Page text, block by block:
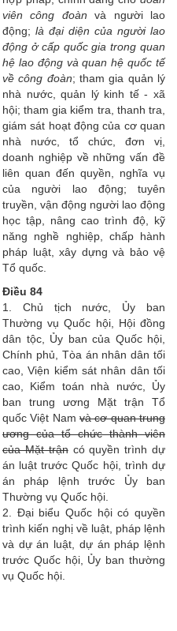
viên công đoàn và người lao
động; là đại diện của người lao
động ở cấp quốc gia trong quan
hệ lao động và quan hệ quốc tế
về công đoàn; tham gia quản lý
nhà nước, quản lý kinh tế - xã
hội; tham gia kiểm tra, thanh tra,
giám sát hoạt động của cơ quan
nhà nước, tổ chức, đơn vị,
doanh nghiệp về những vấn đề
liên quan đến quyền, nghĩa vụ
của người lao động; tuyên
truyền, vận động người lao động
học tập, nâng cao trình độ, kỹ
năng nghề nghiệp, chấp hành
pháp luật, xây dựng và bảo vệ
Tổ quốc.
Điều 84
1. Chủ tịch nước, Ủy ban
Thường vụ Quốc hội, Hội đồng
dân tộc, Ủy ban của Quốc hội,
Chính phủ, Tòa án nhân dân tối
cao, Viện kiểm sát nhân dân tối
cao, Kiểm toán nhà nước, Ủy
ban trung ương Mặt trận Tổ
quốc Việt Nam và cơ quan trung
ương của tổ chức thành viên
của Mặt trậncó quyền trình dự
án luật trước Quốc hội, trình dự
án pháp lệnh trước Ủy ban
Thường vụ Quốc hội.
2. Đại biểu Quốc hội có quyền
trình kiến nghị về luật, pháp lệnh
và dự án luật, dự án pháp lệnh
trước Quốc hội, Ủy ban thường
vụ Quốc hội.